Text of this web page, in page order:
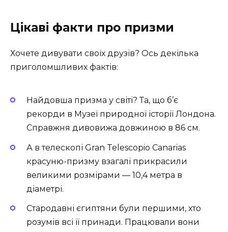
Цікаві факти про призми
Хочете дивувати своїх друзів? Ось декілька
приголомшливих фактів:
Найдовша призма у світі? Та, що б’є
рекорди в Музеї природної історії Лондона.
Справжня дивовижа довжиною в 86 см.
А в телескопі Gran Telescopio Canarias
красуню-призму взагалі прикрасили
великими розмірами — 10,4 метра в
діаметрі.
Стародавні єгиптяни були першими, хто
розумів всі її принади. Працювали вони